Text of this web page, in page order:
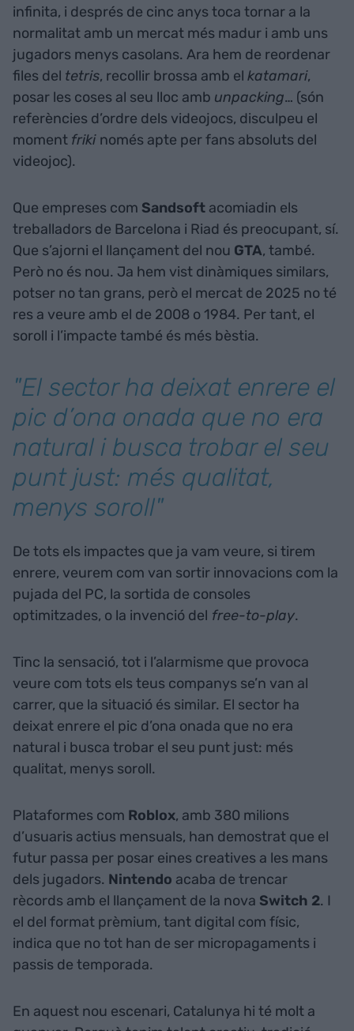
infinita, i després de cinc anys toca tornar a la
normalitat amb un mercat més madur i amb uns
jugadors menys casolans. Ara hem de reordenar
files del tetris, recollir brossa amb el katamari,
posar les coses al seu lloc amb unpacking… (són
referències d’ordre dels videojocs, disculpeu el
moment friki només apte per fans absoluts del
videojoc).
Que empreses com Sandsoft acomiadin els
treballadors de Barcelona i Riad és preocupant, sí.
Que s’ajorni el llançament del nou GTA, també.
Però no és nou. Ja hem vist dinàmiques similars,
potser no tan grans, però el mercat de 2025 no té
res a veure amb el de 2008 o 1984. Per tant, el
soroll i l’impacte també és més bèstia.
"El sector ha deixat enrere el
pic d’ona onada que no era
natural i busca trobar el seu
punt just: més qualitat,
menys soroll"
De tots els impactes que ja vam veure, si tirem
enrere, veurem com van sortir innovacions com la
pujada del PC, la sortida de consoles
optimitzades, o la invenció del free-to-play.
Tinc la sensació, tot i l’alarmisme que provoca
veure com tots els teus companys se’n van al
carrer, que la situació és similar. El sector ha
deixat enrere el pic d’ona onada que no era
natural i busca trobar el seu punt just: més
qualitat, menys soroll.
Plataformes com Roblox, amb 380 milions
d’usuaris actius mensuals, han demostrat que el
futur passa per posar eines creatives a les mans
dels jugadors. Nintendo acaba de trencar
rècords amb el llançament de la nova Switch 2. I
el del format prèmium, tant digital com físic,
indica que no tot han de ser micropagaments i
passis de temporada.
En aquest nou escenari, Catalunya hi té molt a